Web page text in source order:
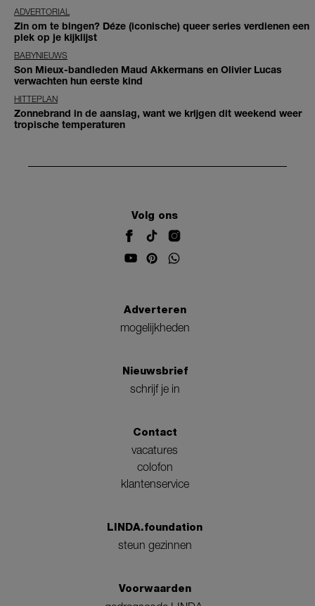
ADVERTORIAL
Zin om te bingen? Déze (iconische) queer series verdienen een
plek op je kijklijst
BABYNIEUWS
Son Mieux-bandleden Maud Akkermans en Olivier Lucas
verwachten hun eerste kind
HITTEPLAN
Zonnebrand in de aanslag, want we krijgen dit weekend weer
tropische temperaturen
Volg ons
Adverteren
mogelijkheden
Nieuwsbrief
schrijf je in
Contact
vacatures
colofon
klantenservice
LINDA.foundation
steun gezinnen
Voorwaarden